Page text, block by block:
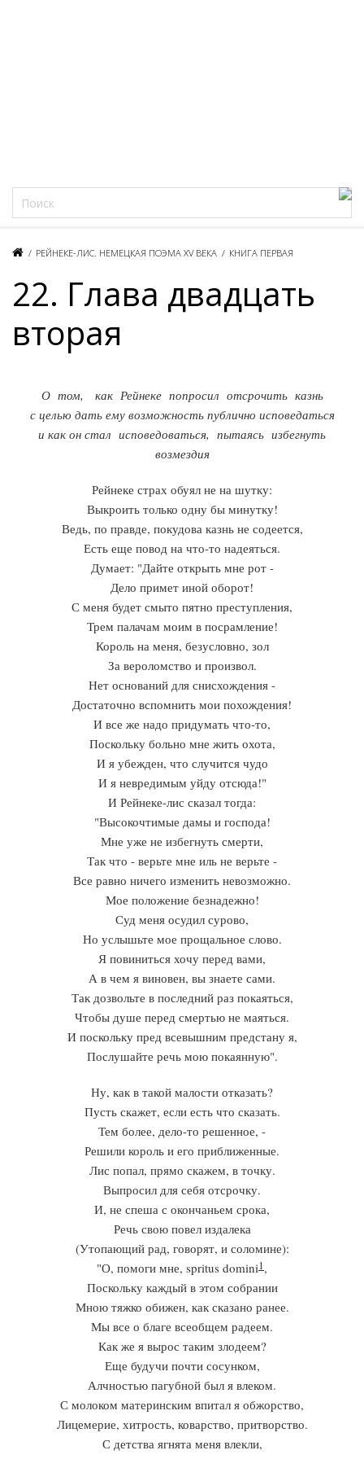
/ РЕЙНЕКЕ-ЛИС. НЕМЕЦКАЯ ПОЭМА XV ВЕКА / КНИГА ПЕРВАЯ
22. Глава двадцать
вторая
О том, как Рейнеке попросил отсрочить казнь
с целью дать ему возможность публично исповедаться
и как он стал исповедоваться, пытаясь избегнуть
возмездия
Рейнеке страх обуял не на шутку:
Выкроить только одну бы минутку!
Ведь, по правде, покудова казнь не содеется,
Есть еще повод на что-то надеяться.
Думает: "Дайте открыть мне рот -
Дело примет иной оборот!
С меня будет смыто пятно преступления,
Трем палачам моим в посрамление!
Король на меня, безусловно, зол
За вероломство и произвол.
Нет оснований для снисхождения -
Достаточно вспомнить мои похождения!
И все же надо придумать что-то,
Поскольку больно мне жить охота,
И я убежден, что случится чудо
И я невредимым уйду отсюда!"
И Рейнеке-лис сказал тогда:
"Высокочтимые дамы и господа!
Мне уже не избегнуть смерти,
Так что - верьте мне иль не верьте -
Все равно ничего изменить невозможно.
Мое положение безнадежно!
Суд меня осудил сурово,
Но услышьте мое прощальное слово.
Я повиниться хочу перед вами,
А в чем я виновен, вы знаете сами.
Так дозвольте в последний раз покаяться,
Чтобы душе перед смертью не маяться.
И поскольку пред всевышним предстану я,
Послушайте речь мою покаянную".
Ну, как в такой малости отказать?
Пусть скажет, если есть что сказать.
Тем более, дело-то решенное, -
Решили король и его приближенные.
Лис попал, прямо скажем, в точку.
Выпросил для себя отсрочку.
И, не спеша с окончаньем срока,
Речь свою повел издалека
(Утопающий рад, говорят, и соломине):
"О, помоги мне, spritus domini1,
Поскольку каждый в этом собрании
Мною тяжко обижен, как сказано ранее.
Мы все о благе всеобщем радеем.
Как же я вырос таким злодеем?
Еще будучи почти сосунком,
Алчностью пагубной был я влеком.
С молоком материнским впитал я обжорство,
Лицемерие, хитрость, коварство, притворство.
С детства ягнята меня влекли,